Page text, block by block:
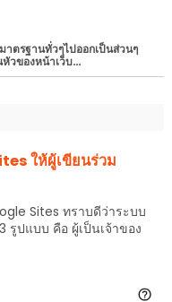
ตรฐานทั่วๆไปออกเป็นส่วนๆ
วของหน้าเว็บ…
ให้ผู้เขียนร่วม
Sites ทราบดีว่าระบบ
รูปแบบ คือ ผู้เป็นเจ้าของ